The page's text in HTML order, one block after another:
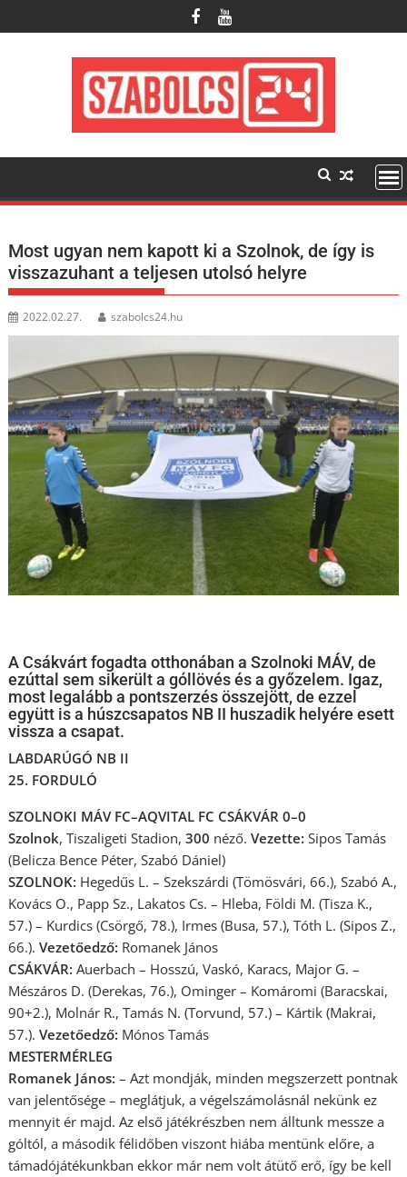
to
Most ugyan nem kapott ki a Szolnok, de így is
visszazuhant a teljesen utolsó helyre
2022.02.27. szabolcs24.hu
A Csákvárt fogadta otthonában a Szolnoki MÁV, de
ezúttal sem sikerült a góllövés és a győzelem. Igaz,
most legalább a pontszerzés összejött, de ezzel
együtt is a húszcsapatos NB II huszadik helyére esett
vissza a csapat.
LABDARÚGÓ NB II
25. FORDULÓ
SZOLNOKI MÁV FC–AQVITAL FC CSÁKVÁR 0–0
Szolnok, Tiszaligeti Stadion,300 néző. Vezette:Sipos Tamás
(Belicza Bence Péter, Szabó Dániel)
SZOLNOK: Hegedűs L. – Szekszárdi (Tömösvári, 66.), Szabó A.,
Kovács O., Papp Sz., Lakatos Cs. – Hleba, Földi M. (Tisza K.,
57.) – Kurdics (Csörgő, 78.), Irmes (Busa, 57.), Tóth L. (Sipos Z.,
66.).Vezetőedző: Romanek János
CSÁKVÁR:Auerbach – Hosszú, Vaskó, Karacs, Major G. –
Mészáros D. (Derekas, 76.), Ominger – Komáromi (Baracskai,
90+2.), Molnár R., Tamás N. (Torvund, 57.) – Kártik (Makrai,
57.).Vezetőedző: Mónos Tamás
MESTERMÉRLEG
Romanek János: – Azt mondják, minden megszerzett pontnak
van jelentősége – meglátjuk, a végelszámolásnál nekünk ez
mennyit ér majd. Az első játékrészben nem álltunk messze a
góltól, a második félidőben viszont hiába mentünk előre, a
támadójátékunkban ekkor már nem volt átütő erő, így be kell